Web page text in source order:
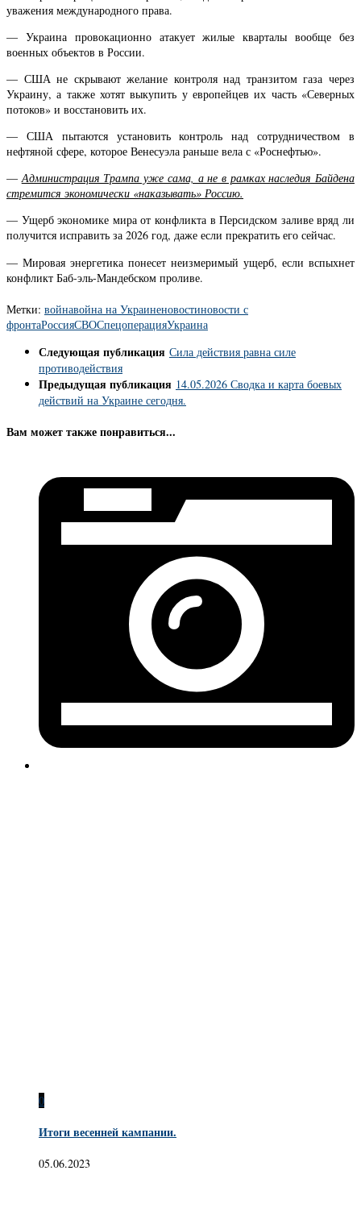
уважения международного права.
— Украина провокационно атакует жилые кварталы вообще без
военных объектов в России.
— США не скрывают желание контроля над транзитом газа через
Украину, а также хотят выкупить у европейцев их часть «Северных
потоков» и восстановить их.
— США пытаются установить контроль над сотрудничеством в
нефтяной сфере, которое Венесуэла раньше вела с «Роснефтью».
—Администрация Трампа уже сама, а не в рамках наследия Байдена
стремится экономически «наказывать» Россию.
— Ущерб экономике мира от конфликта в Персидском заливе вряд ли
получится исправить за 2026 год, даже если прекратить его сейчас.
— Мировая энергетика понесет неизмеримый ущерб, если вспыхнет
конфликт Баб-эль-Мандебском проливе.
Метки: войнавойна на Украиненовостиновости с
фронтаРоссияСВОСпецоперацияУкраина
Следующая публикация Сила действия равна силе
противодействия
Предыдущая публикация 14.05.2026 Сводка и карта боевых
действий на Украине сегодня.
Вам может также понравиться...
0
Итоги весенней кампании.
05.06.2023